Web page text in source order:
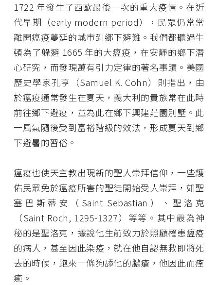
1722 年發生了西歐最後一次的重大疫情。在近
代早期（early modern period），民眾仍常常
離開瘟疫蔓延的城市到鄉下避難。我們都聽過牛
頓為了躲避 1665 年的大瘟疫，在安靜的鄉下潛
心研究，而發現萬有引力定律的著名事蹟。美國
歷史學家孔亨（Samuel K. Cohn）則指出，由
於瘟疫通常發生在夏天，義大利的貴族常在此時
前往鄉下避疫，並為此在鄉下興建莊園別墅。此
一風氣隨後受到富裕階級的效法，形成夏天到鄉
下避暑的習俗。
瘟疫也使天主教出現新的聖人崇拜信仰，一些護
佑民眾免於瘟疫所害的聖徒開始受人崇拜，如聖
塞巴斯蒂安（Saint Sebastian）、聖洛克
（Saint Roch, 1295-1327）等等。其中最為神
秘的是聖洛克，據說他生前致力於照顧罹患瘟疫
的病人，甚至因此染疫，就在他自認無救即將死
去的時候，跑來一條狗舔他的膿瘡，他因此而痊
癒。